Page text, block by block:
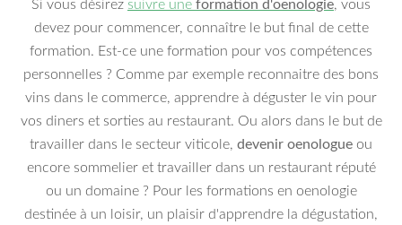
Si vous désirez suivre une formation d'oenologie, vous
devez pour commencer, connaître le but final de cette
formation. Est-ce une formation pour vos compétences
personnelles ? Comme par exemple reconnaitre des bons
vins dans le commerce, apprendre à déguster le vin pour
vos diners et sorties au restaurant. Ou alors dans le but de
travailler dans le secteur viticole, devenir oenologue ou
encore sommelier et travailler dans un restaurant réputé
ou un domaine ? Pour les formations en oenologie
destinée à un loisir, un plaisir d'apprendre la dégustation,